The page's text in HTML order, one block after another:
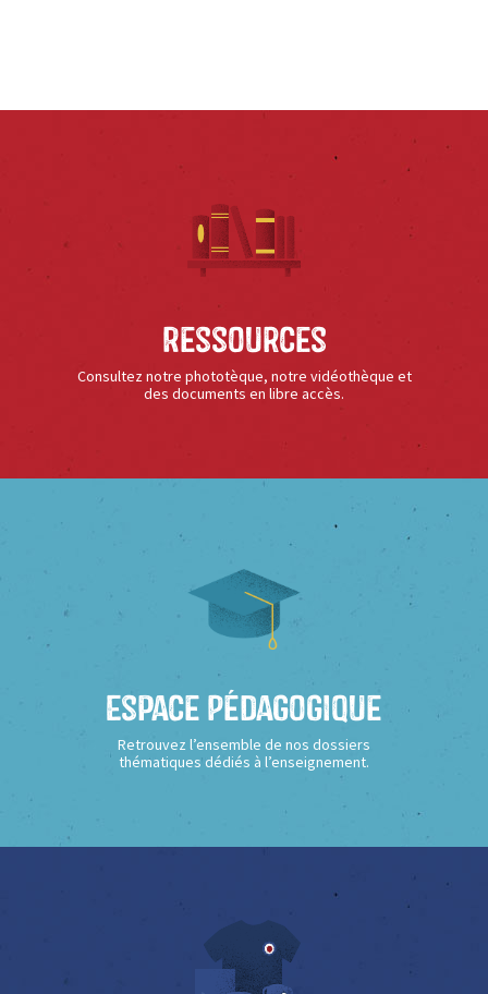
Ressources
Consultez notre phototèque, notre vidéothèque et
des documents en libre accès.
Espace Pédagogique
Retrouvez l’ensemble de nos dossiers
thématiques dédiés à l’enseignement.